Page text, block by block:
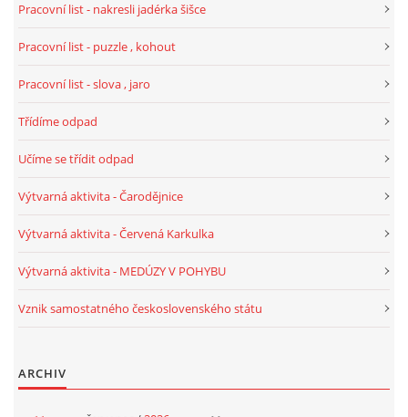
BÁSNĚ K TÉMATU ZIMA
POHYBOVÉ AKTIVITY NA TÉMA ZIMA
VZDĚLÁVACÍ PLÁN OD ZÁŘÍ DO ČERVNA
TÝDENNÍ PLÁNY
SMYSLOVÁ AKTIVITA
JÓGOVÉ CVIČENÍ, TYPY, RADY, RECENZE
Pracovní list - nakresli jadérka šišce
Pracovní list - puzzle , kohout
Pracovní list - slova , jaro
Třídíme odpad
Učíme se třídit odpad
Výtvarná aktivita - Čarodějnice
Výtvarná aktivita - Červená Karkulka
Výtvarná aktivita - MEDÚZY V POHYBU
Vznik samostatného československého státu
ARCHIV